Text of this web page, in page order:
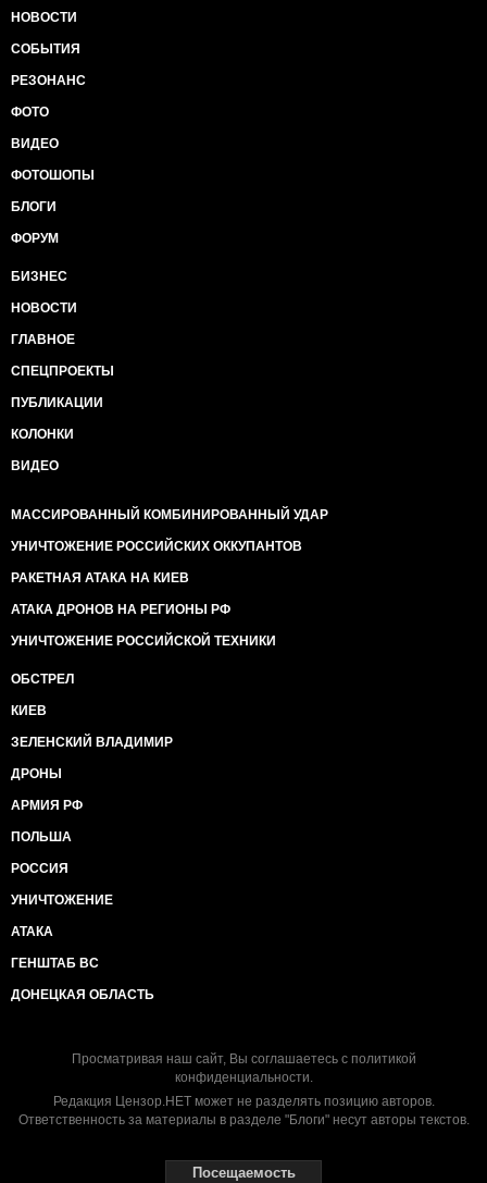
НОВОСТИ
СОБЫТИЯ
РЕЗОНАНС
ФОТО
ВИДЕО
ФОТОШОПЫ
БЛОГИ
ФОРУМ
БИЗНЕС
НОВОСТИ
ГЛАВНОЕ
СПЕЦПРОЕКТЫ
ПУБЛИКАЦИИ
КОЛОНКИ
ВИДЕО
МАССИРОВАННЫЙ КОМБИНИРОВАННЫЙ УДАР
УНИЧТОЖЕНИЕ РОССИЙСКИХ ОККУПАНТОВ
РАКЕТНАЯ АТАКА НА КИЕВ
АТАКА ДРОНОВ НА РЕГИОНЫ РФ
УНИЧТОЖЕНИЕ РОССИЙСКОЙ ТЕХНИКИ
ОБСТРЕЛ
КИЕВ
ЗЕЛЕНСКИЙ ВЛАДИМИР
ДРОНЫ
АРМИЯ РФ
ПОЛЬША
РОССИЯ
УНИЧТОЖЕНИЕ
АТАКА
ГЕНШТАБ ВС
ДОНЕЦКАЯ ОБЛАСТЬ
Просматривая наш сайт, Вы соглашаетесь с политикой
конфиденциальности.
Редакция Цензор.НЕТ может не разделять позицию авторов.
Ответственность за материалы в разделе "Блоги" несут авторы текстов.
Посещаемость